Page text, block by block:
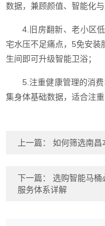
数据，兼顾颜值、智能化与
4.旧房翻新、老小区
宅水压不足痛点，5免安装
生间即可升级智能卫浴；
5.注重健康管理的消
集身体基础数据，适合注
上一篇： 如何筛选南昌
下一篇： 选购智能马桶
服务体系详解